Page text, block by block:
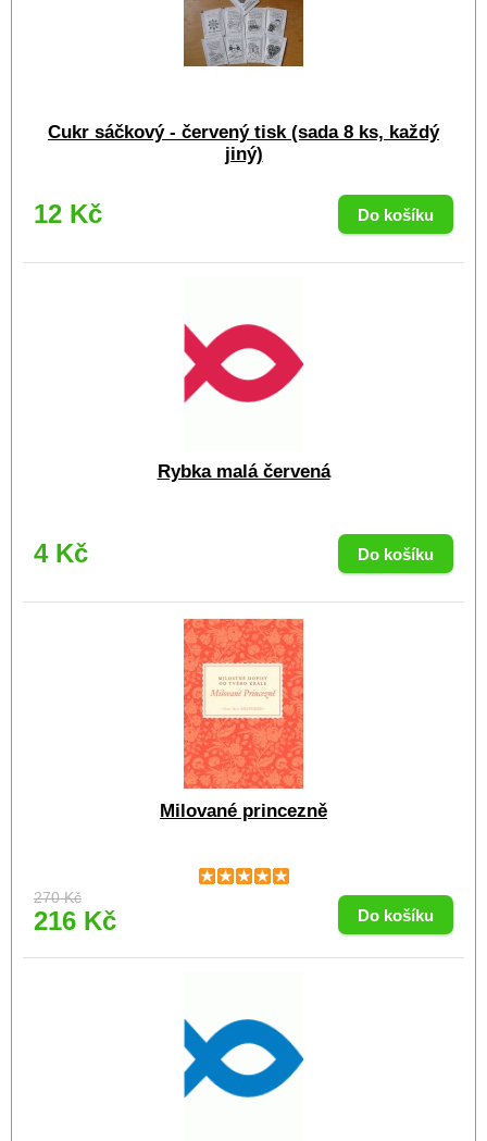
Cukr sáčkový - červený tisk (sada 8 ks, každý
jiný)
12 Kč
Rybka malá červená
4 Kč
Milované princezně
270 Kč
216 Kč